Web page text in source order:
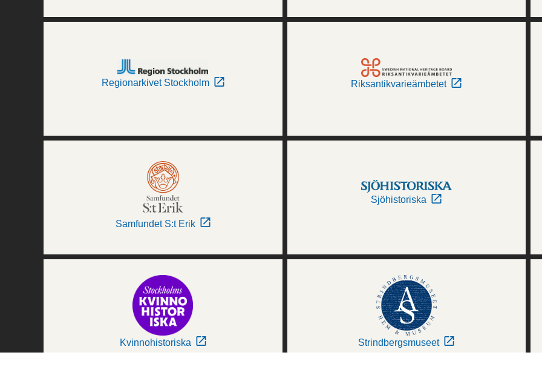
Regionarkivet Stockholm Riksantikvarieämbetet
Samfundet S:t Erik
Sjöhistoriska
Kvinnohistoriska Strindbergsmuseet